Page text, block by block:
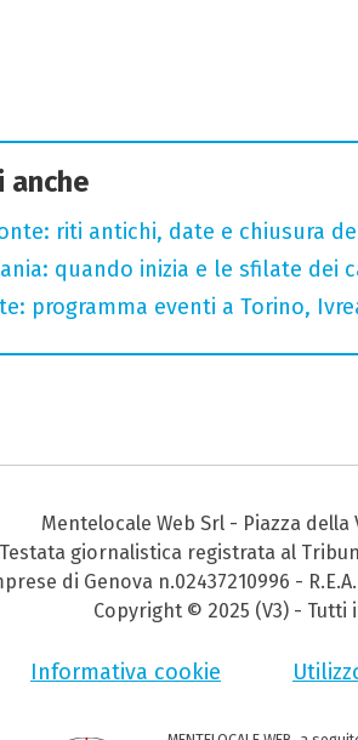
anche
riti antichi, date e chiusura
quando inizia e le sfilate dei
programma eventi a Torino,
Mentelocale Web Srl - Piazza
Testata giornalistica registrata al
di Genova n.02437210996 -
Copyright © 2025 (V3) -
Informativa cookie